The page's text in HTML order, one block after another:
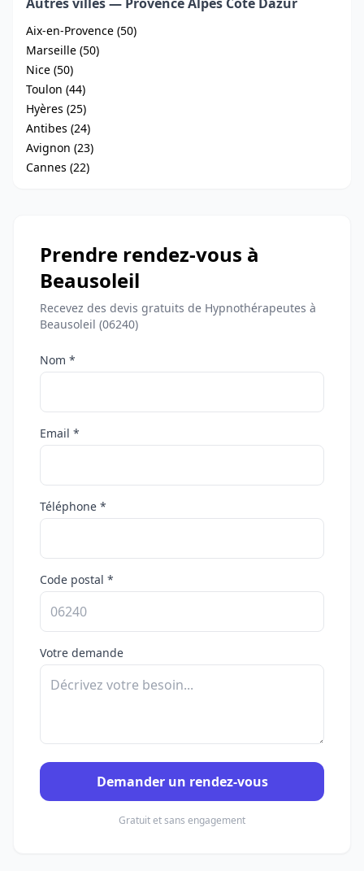
Aix-en-Provence (50)
Marseille (50)
Nice (50)
Toulon (44)
Hyères (25)
Antibes (24)
Avignon (23)
Cannes (22)
Prendre rendez-vous à
Beausoleil
Recevez des devis gratuits de Hypnothérapeutes à
Beausoleil (06240)
Nom *
Email *
Téléphone *
Code postal *
Votre demande
Demander un rendez-vous
Gratuit et sans engagement